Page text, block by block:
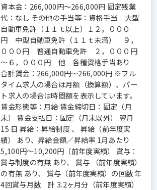
資本金：266,000円〜266,000円 固定残業
代：なし その他の手当等：資格手当 大型
自動車免許（１１ｔ以上）１２，０００
円 中型自動車免許（１１ｔ未満） ９，
０００円 普通自動車免許 ２，０００円
～６，０００円 他 各種資格手当あり
合計賃金：266,000円～266,000円 ※フル
タイム求人の場合は月額（換算額）、パー
ト求人の場合は時間額を表示しています。
賃金形態等：月給 賃金締切日：固定（月
末） 賃金支払日：固定（月末以外） 翌月
15 日 昇給：昇給制度 、 昇給（前年度実
績） あり、昇給金額／昇給率 1月あたり
5,100円～10,200円（前年度実績） 賞与：
賞与制度の有無 あり、 賞与 （前年度実績）
の有無 あり、 賞与（前年度実績）の回数 年
4回賞与月数 計 3.2ヶ月分（前年度実績）